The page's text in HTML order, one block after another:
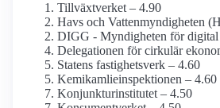
Tillväxtverket – 4.90
Havs och Vatten­myndigheten
DIGG - Myndigheten för
Delegationen för cirkulär
Statens fastighetsverk – 4.60
Kemikamlie­inspektionen – 4.60
Konjunktu­rinstitutet – 4.50